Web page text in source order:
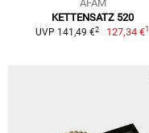
AFAM
KETTENSATZ 520
UVP 141,49 €2 127,34 €1